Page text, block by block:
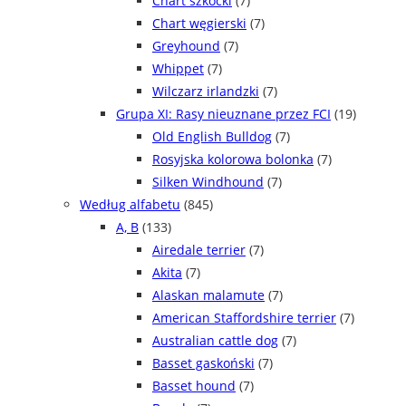
Chart węgierski (7)
Greyhound (7)
Whippet (7)
Wilczarz irlandzki (7)
Grupa XI: Rasy nieuznane przez FCI (19)
Old English Bulldog (7)
Rosyjska kolorowa bolonka (7)
Silken Windhound (7)
Według alfabetu (845)
A, B (133)
Airedale terrier (7)
Akita (7)
Alaskan malamute (7)
American Staffordshire terrier (7)
Australian cattle dog (7)
Basset gaskoński (7)
Basset hound (7)